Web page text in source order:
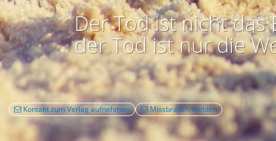
Der Tod ist nicht das
der Tod ist nur die
Kontakt zum Verlag aufnehmen Missbrauch melden